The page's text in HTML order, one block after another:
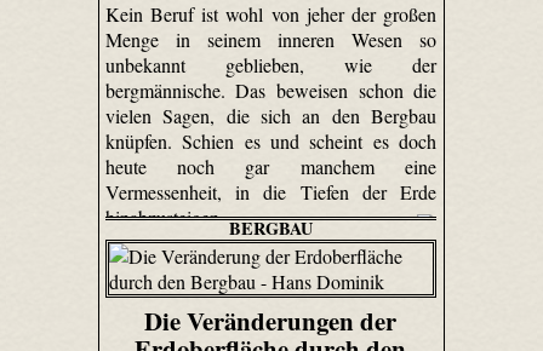
Kein Beruf ist wohl von jeher der großen
Menge in seinem inneren Wesen so
unbekannt geblieben, wie der
bergmännische. Das beweisen schon die
vielen Sagen, die sich an den Bergbau
knüpfen. Schien es und scheint es doch
heute noch gar manchem eine
Vermessenheit, in die Tiefen der Erde
hinabzusteigen.BERGBAU
Die Veränderungen der